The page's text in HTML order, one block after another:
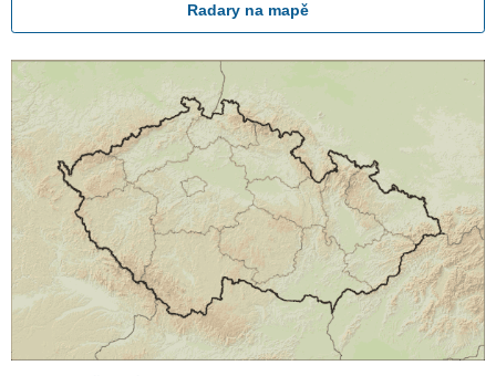
Radary na mapě